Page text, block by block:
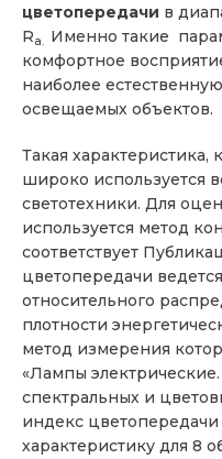
цветопередачи в
Ra. Именно такие
комфортное
наиболее
освещаемых объектов.
Такая характеристика,
широко используется
светотехники. Для
используется метод
соответствует
цветопередачи
относительного
плотности
метод измерения
«Лампы
спектральных и
индекс цветопередачи
характеристику для 8